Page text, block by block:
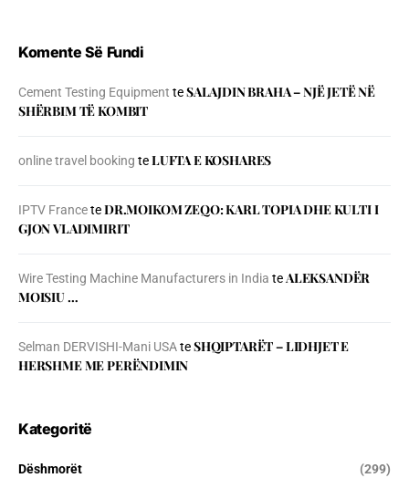
Komente Së Fundi
Cement Testing Equipment teSALAJDIN BRAHA – NJЁ JETЁ NЁ
SHЁRBIM TЁ KOMBIT
online travel booking teLUFTA E KOSHARES
IPTV FranceteDR.MOIKOM ZEQO: KARL TOPIA DHE KULTI I
GJON VLADIMIRIT
Wire Testing Machine Manufacturers in India teALEKSANDËR
MOISIU …
Selman DERVISHI-Mani USAteSHQIPTARËT – LIDHJET E
HERSHME ME PERËNDIMIN
Kategoritë
Dëshmorët (299)